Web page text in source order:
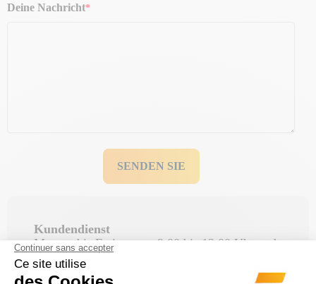
Deine Nachricht
SENDEN SIE
Kundendienst
Montag bis Freitag von 9:00 bis 12:00 Uhr und
von 14:00 bis 17:00 Uhr.